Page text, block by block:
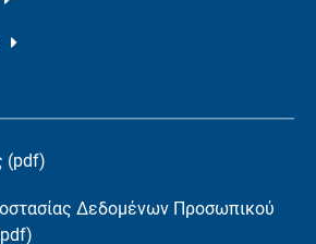
(pdf)
Δεδομένων Προσωπικού